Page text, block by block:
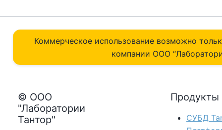
Коммерческое использование возможно
компании ОOO
© ООО
"Лаборатории
Тантор"
Продукты
СУБД